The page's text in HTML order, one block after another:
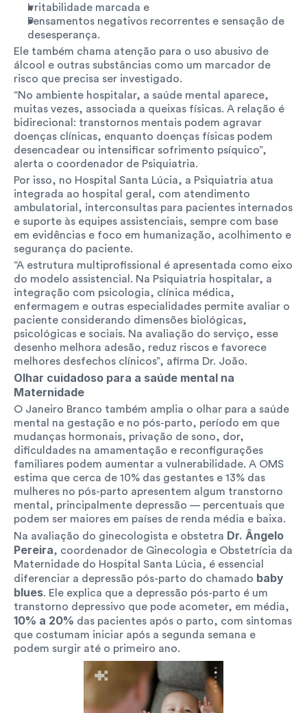
Irritabilidade marcada e
Pensamentos negativos recorrentes e sensação de
desesperança.
Ele também chama atenção para o uso abusivo de
álcool e outras substâncias como um marcador de
risco que precisa ser investigado.
“No ambiente hospitalar, a saúde mental aparece,
muitas vezes, associada a queixas físicas. A relação é
bidirecional: transtornos mentais podem agravar
doenças clínicas, enquanto doenças físicas podem
desencadear ou intensificar sofrimento psíquico”,
alerta o coordenador de Psiquiatria.
Por isso, no Hospital Santa Lúcia, a Psiquiatria atua
integrada ao hospital geral, com atendimento
ambulatorial, interconsultas para pacientes internados
e suporte às equipes assistenciais, sempre com base
em evidências e foco em humanização, acolhimento e
segurança do paciente.
“A estrutura multiprofissional é apresentada como eixo
do modelo assistencial. Na Psiquiatria hospitalar, a
integração com psicologia, clínica médica,
enfermagem e outras especialidades permite avaliar o
paciente considerando dimensões biológicas,
psicológicas e sociais. Na avaliação do serviço, esse
desenho melhora adesão, reduz riscos e favorece
melhores desfechos clínicos”, afirma Dr. João.
Olhar cuidadoso para a saúde mental na
Maternidade
O Janeiro Branco também amplia o olhar para a saúde
mental na gestação e no pós-parto, período em que
mudanças hormonais, privação de sono, dor,
dificuldades na amamentação e reconfigurações
familiares podem aumentar a vulnerabilidade. A OMS
estima que cerca de 10% das gestantes e 13% das
mulheres no pós-parto apresentem algum transtorno
mental, principalmente depressão — percentuais que
podem ser maiores em países de renda média e baixa.
Na avaliação do ginecologista e obstetra Dr. Ângelo
Pereira, coordenador de Ginecologia e Obstetrícia da
Maternidade do Hospital Santa Lúcia, é essencial
diferenciar a depressão pós-parto do chamado baby
blues. Ele explica que a depressão pós-parto é um
10% a 20% das pacientes após o parto, com sintomas
que costumam iniciar após a segunda semana e
podem surgir até o primeiro ano.